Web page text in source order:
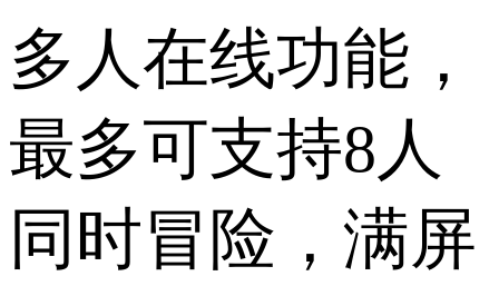
多人在线功能，
最多可支持8人
同时冒险，满屏